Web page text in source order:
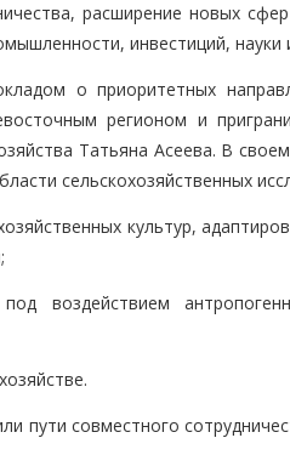
расширение новых
инвестиций, науки
о приоритетных
регионом и
Татьяна Асеева. В
сельскохозяйственных
культур,
воздействием
пути совместного